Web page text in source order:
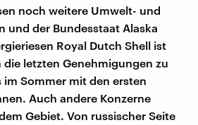
noch weitere Umwelt- und
und der Bundesstaat Alaska
Royal Dutch Shell ist
letzten Genehmigungen zu
Sommer mit den ersten
Auch andere Konzerne
Gebiet. Von russischer Seite